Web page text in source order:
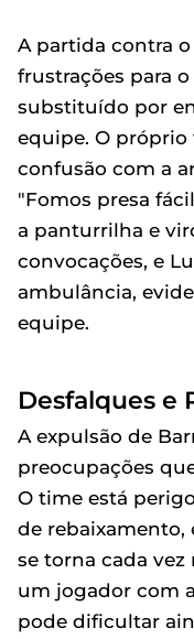
A partida contra
frustrações para
substituído por
equipe. O
confusão com a
"Fomos presa
a panturrilha e
convocações, e
ambulância,
equipe.
Desfalques e
A expulsão de
preocupações
O time está
de rebaixamento,
se torna cada
um jogador com
pode dificultar